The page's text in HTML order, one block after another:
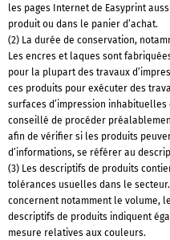
les pages Internet de Easyprint
produit ou dans le panier d’achat.
(2) La durée de conservation,
Les encres et laques sont
pour la plupart des travaux
ces produits pour exécuter des
surfaces d’impression
conseillé de procéder
afin de vérifier si les produits
d’informations, se référer au
(3) Les descriptifs de produits
tolérances usuelles dans le
concernent notamment le volume,
descriptifs de produits indiquent
mesure relatives aux couleurs.